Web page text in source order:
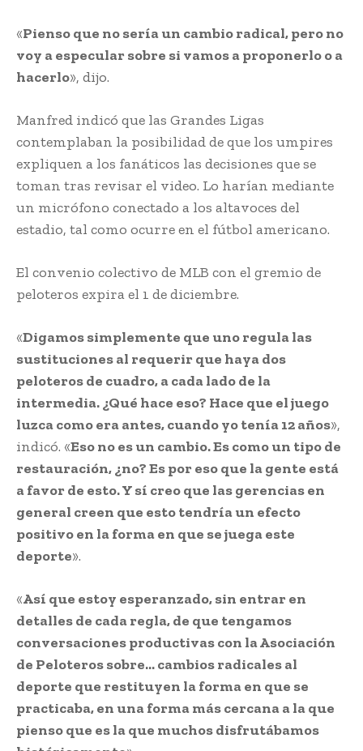
«Pienso que no sería un cambio radical, pero no
voy a especular sobre si vamos a proponerlo o a
hacerlo», dijo.
Manfred indicó que las Grandes Ligas
contemplaban la posibilidad de que los umpires
expliquen a los fanáticos las decisiones que se
toman tras revisar el video. Lo harían mediante
un micrófono conectado a los altavoces del
estadio, tal como ocurre en el fútbol americano.
El convenio colectivo de MLB con el gremio de
peloteros expira el 1 de diciembre.
«Digamos simplemente que uno regula las
sustituciones al requerir que haya dos
peloteros de cuadro, a cada lado de la
intermedia. ¿Qué hace eso? Hace que el juego
luzca como era antes, cuando yo tenía 12 años»,
indicó. «Eso no es un cambio. Es como un tipo de
restauración, ¿no? Es por eso que la gente está
a favor de esto. Y sí creo que las gerencias en
general creen que esto tendría un efecto
positivo en la forma en que se juega este
deporte».
«Así que estoy esperanzado, sin entrar en
detalles de cada regla, de que tengamos
conversaciones productivas con la Asociación
de Peloteros sobre… cambios radicales al
deporte que restituyen la forma en que se
practicaba, en una forma más cercana a la que
pienso que es la que muchos disfrutábamos